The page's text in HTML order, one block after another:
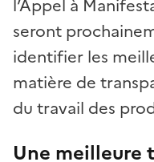
l’Appel à
seront
identifier les
matière de
du travail des
Une meilleure